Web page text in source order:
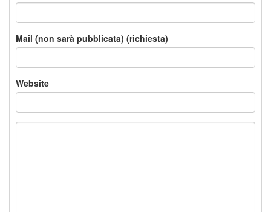
Mail (non sarà pubblicata) (richiesta)
Website